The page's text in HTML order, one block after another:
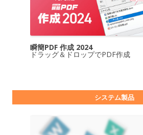
瞬簡PDF 作成 2024
ドラッグ＆ドロップでPDF作成
システム製品